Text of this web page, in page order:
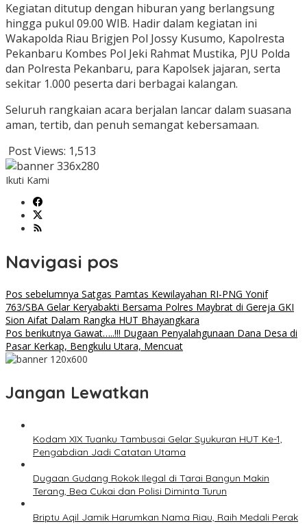
Kegiatan ditutup dengan hiburan yang berlangsung
hingga pukul 09.00 WIB. Hadir dalam kegiatan ini
Wakapolda Riau Brigjen Pol Jossy Kusumo, Kapolresta
Pekanbaru Kombes Pol Jeki Rahmat Mustika, PJU Polda
dan Polresta Pekanbaru, para Kapolsek jajaran, serta
sekitar 1.000 peserta dari berbagai kalangan.
Seluruh rangkaian acara berjalan lancar dalam suasana
aman, tertib, dan penuh semangat kebersamaan.
Post Views: 1,513
Ikuti Kami
Navigasi pos
Pos sebelumnya Satgas Pamtas Kewilayahan RI-PNG Yonif
763/SBA Gelar Keryabakti Bersama Polres Maybrat di Gereja GKI
Sion Aifat Dalam Rangka HUT Bhayangkara
Pos berikutnya Gawat…..!!! Dugaan Penyalahgunaan Dana Desa di
Pasar Kerkap, Bengkulu Utara, Mencuat
Jangan Lewatkan
Kodam XIX Tuanku Tambusai Gelar Syukuran HUT Ke-1,
Pengabdian Jadi Catatan Utama
Dugaan Gudang Rokok Ilegal di Tarai Bangun Makin
Terang, Bea Cukai dan Polisi Diminta Turun
Briptu Aqil Jamik Harumkan Nama Riau, Raih Medali Perak